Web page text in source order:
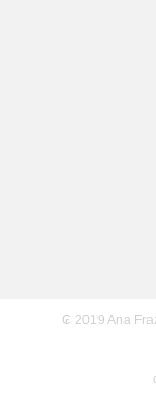
₢ 2019 Ana